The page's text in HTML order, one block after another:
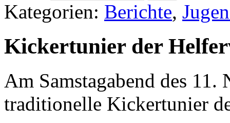
Kategorien: Berichte,
Kickertunier der
Am Samstagabend des 11.
traditionelle Kickertunier